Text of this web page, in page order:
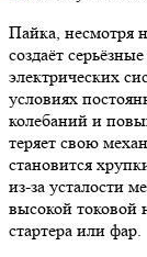
Пайка, несмотря
создаёт
электрических
условиях
колебаний и
теряет свою
становится
из-за усталости
высокой токовой
стартера или фар.